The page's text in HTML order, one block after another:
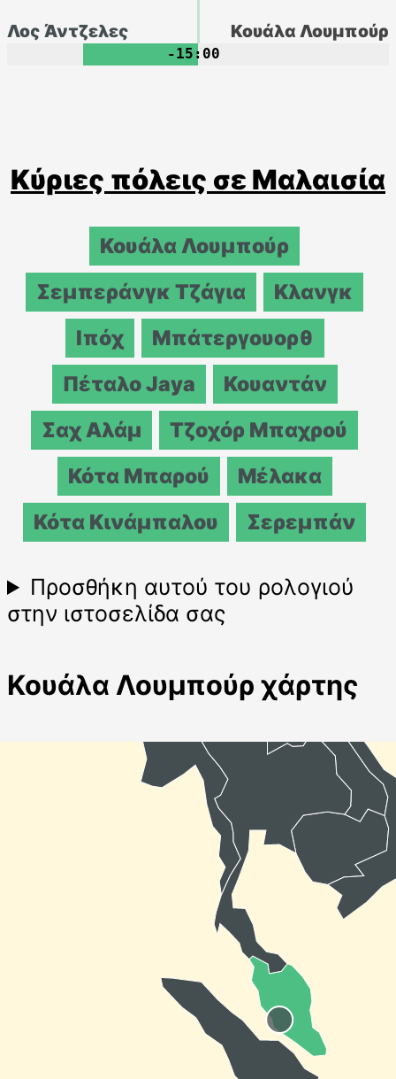
Κουάλα Λουμπούρ
Λος Άντζελες
-15:00
Κύριες πόλεις σε Μαλαισία
Κουάλα Λουμπούρ
Σεμπεράνγκ Τζάγια
Κλανγκ
Ιπόχ
Μπάτεργουορθ
Πέταλο Jaya
Κουαντάν
Σαχ Αλάμ
Τζοχόρ Μπαχρού
Κότα Μπαρού
Μέλακα
Κότα Κινάμπαλου
Σερεμπάν
Προσθήκη αυτού του ρολογιού
στην ιστοσελίδα σας
Κουάλα Λουμπούρ χάρτης